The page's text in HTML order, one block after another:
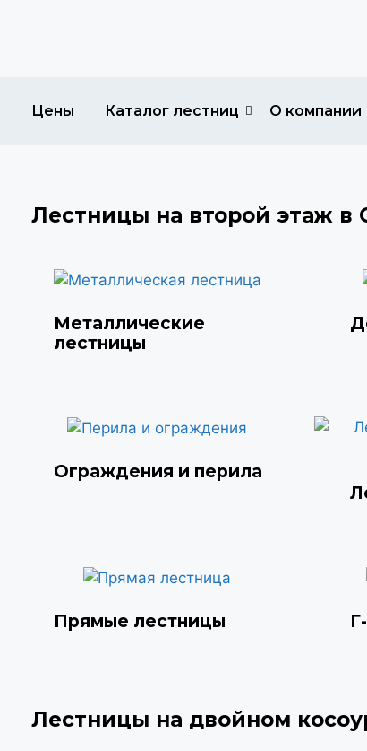
Цены Каталог лестниц О компании
Лестницы на второй этаж в
Металлические
лестницы
Ограждения и перила
Прямые лестницы
Лестницы на двойном